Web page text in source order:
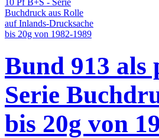
Bund 913 als
Serie
bis 20g von